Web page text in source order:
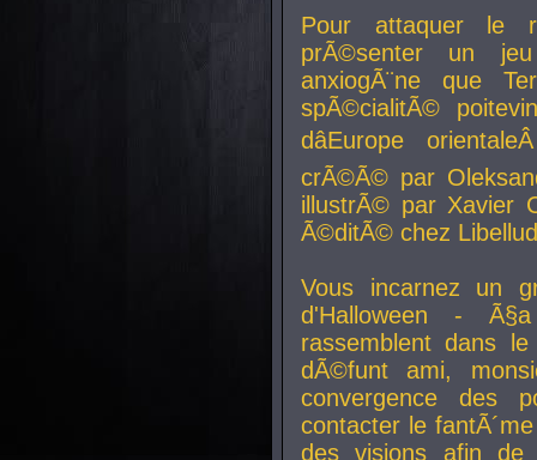
Pour attaquer le
prÃ©senter un
anxiogÃ¨ne que
spÃ©cialitÃ©
dâEurope
crÃ©Ã© par
illustrÃ© par Xavier
Ã©ditÃ© chez
Vous incarnez un
d'Halloween -
rassemblent dans
dÃ©funt ami,
convergence des
contacter le
des visions afin